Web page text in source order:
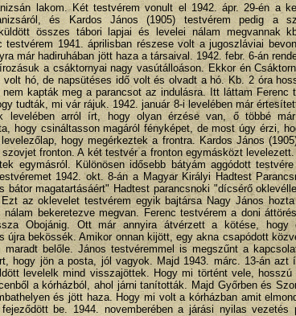
lakom. Két testvérem vonult el 1942. ápr. 29-én a
és Kardos János (1905) testvérem pedig a
összes tábori lapjai és levelei nálam megvannak
1941. áprilisban részese volt a jugoszláviai
már hadiruhában jött haza a társaival. 1942. febr. 6-án
a csáktornyai nagy vasútálloáson. Ekkor én
hó, de napsütéses idő volt és olvadt a hó. Kb. 2 óra
kapták meg a parancsot az indulásra. Itt láttam Ferenc
tudták, mi vár rájuk. 1942. január 8-i levelében már
levelében arról írt, hogy olyan érzése van, ő többé
hogy csináltasson magáról fényképet, de most úgy érzi,
hogy megérkeztek a frontra. Kardos János
fronton. A két testvér a fronton egymásközt
egymásról. Különösen idősebb bátyám aggódott
1942. okt. 8-án a Magyar Királyi Hadtest
magatartásáért" Hadtest parancsnoki "dícsérő
az oklevelet testvérem egyik bajtársa Nagy János
bekeretezve megvan. Ferenc testvérem a doni
Obojánig. Ott már annyira átvérzett a kötése, hogy
bekössék. Amikor onnan kijött, egy akna csapódott
belőle. János testvéremmel is megszűnt a
hogy jön a posta, jól vagyok. Majd 1943. márc. 13-án azt
levelelk mind visszajöttek. Hogy mi történt vele, hosszú
a kórházból, ahol járni tanították. Majd Győrben és
és jött haza. Hogy mi volt a kórházban amit
be. 1944. novemberében a járási nyilas vezetés